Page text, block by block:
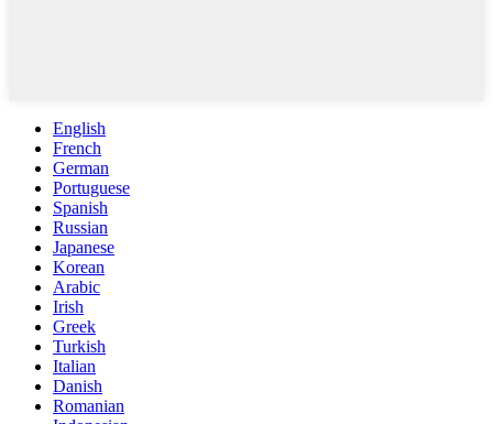
English
French
German
Portuguese
Spanish
Russian
Japanese
Korean
Arabic
Irish
Greek
Turkish
Italian
Danish
Romanian